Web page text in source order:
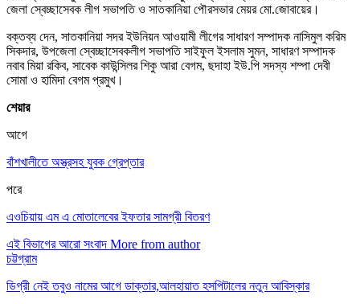
জেলা স্বেচ্ছাসেবক লীগ সভাপতি ও সাতকানিয়া পৌরসভার মেয়র মো.জোবায়ের।
বক্তব্য দেন, সাতকানিয়া সদর ইউনিয়ন আওয়ামী লীগের সাধারণ সম্পাদক নাসিমুল করিম
সিকদার, উপজেলা স্বেচ্ছাসেবকলীগ সভাপতি সাইফুল ইসলাম সুমন, সাধারণ সম্পাদক
নবাব মিয়া রকিব, সাবেক কাউন্সিলর শিকু আরা বেগম, ছদাহা ইউ.পি সদস্য শম্পা দেবী
সোমা ও হামিদা বেগম প্রমুখ।
শেয়ার
আগে
বাঁশখালীতে অস্ত্রসহ যুবক গ্রেপ্তার
পরে
এওচিয়ায় এম এ মোতালেবের ইফতার সামগ্রী বিতরণ
এই বিভাগের আরো সংবাদ More from author
চট্টগ্রাম
ডিগ্রী নেই তবুও নামের আগে ডাক্তার,আলহায়াত হসপিটালের নতুন আবিস্কার